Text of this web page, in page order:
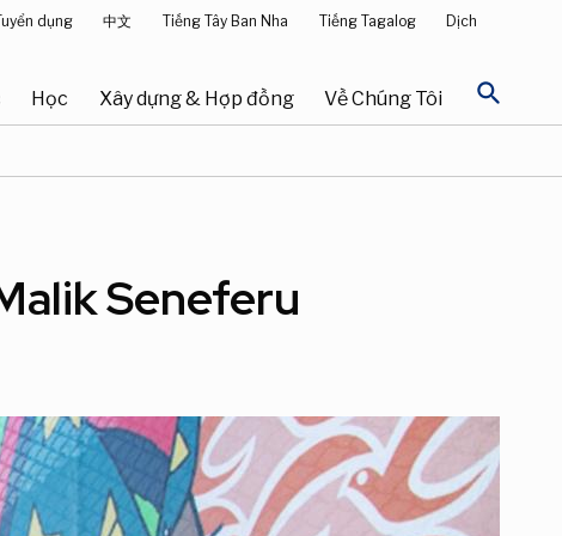
dụng 中文 Tiếng Tây Ban Nha Tiếng Tagalog Dịch
Học Xây dựng & Hợp đồng Về Chúng Tôi search
Seneferu